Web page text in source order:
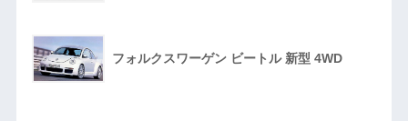
フォルクスワーゲン ビートル 新型 4WD